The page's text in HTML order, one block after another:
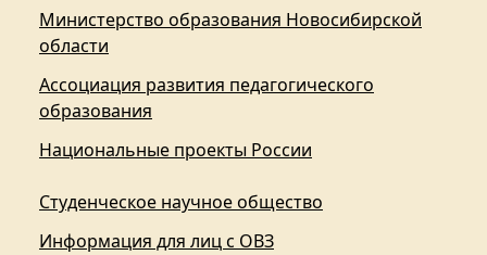
Министерство образования Новосибирской
области
Ассоциация развития педагогического
образования
Национальные проекты России
Студенческое научное общество
Информация для лиц с ОВЗ